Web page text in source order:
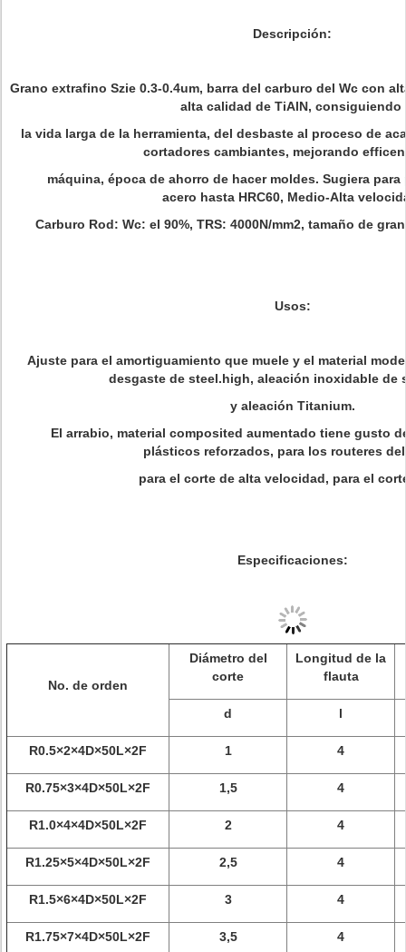
Descripción:
Grano extrafino Szie 0.3-0.4um, barra del carburo del Wc con
alta calidad de TiAlN, consiguiendo
la vida larga de la herramienta, del desbaste al proceso de
cortadores cambiantes, mejorando
máquina, época de ahorro de hacer moldes. Sugiera
acero hasta HRC60, Medio-Alta
Carburo Rod: Wc: el 90%, TRS: 4000N/mm2, tamaño de
Usos:
Ajuste para el amortiguamiento que muele y el material
desgaste de steel.high, aleación inoxidable de
y aleación Titanium.
El arrabio, material composited aumentado tiene gusto
plásticos reforzados, para los routeres del
para el corte de alta velocidad, para el
Especificaciones:
No. de orden
Diámetro del
corte
Longitud de la
flauta
d l
R0.5×2×4D×50L×2F 1 4
R0.75×3×4D×50L×2F 1,5 4
R1.0×4×4D×50L×2F 2 4
R1.25×5×4D×50L×2F 2,5 4
R1.5×6×4D×50L×2F 3 4
R1.75×7×4D×50L×2F 3,5 4